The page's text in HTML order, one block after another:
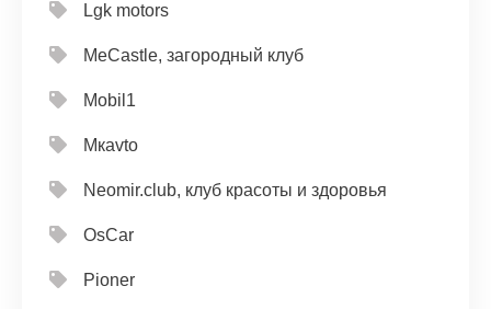
Lgk motors
MeCastle, загородный клуб
Mobil1
Mкavto
Neomir.club, клуб красоты и здоровья
OsCar
Pioner